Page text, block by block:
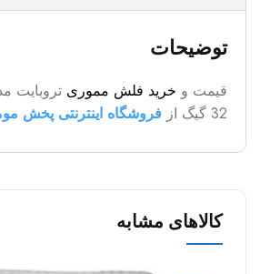
توضیحات
قیمت و خرید فلش مموری
32 گیگ از
فروشگاه اینترنتی پخش
کالاهای مشابه